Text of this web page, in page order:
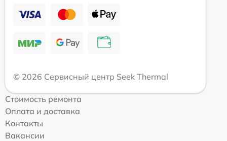
© 2026 Сервисный центр Seek Thermal
Стоимость ремонта
Оплата и доставка
Контакты
Вакансии